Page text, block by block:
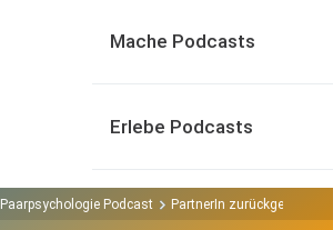
Mache Podcasts
Erlebe Podcasts
Paarpsychologie Podcast PartnerIn